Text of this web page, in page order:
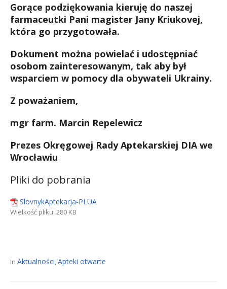
Gorące podziękowania kieruję do naszej
farmaceutki Pani magister Jany Kriukovej,
która go przygotowała.
Dokument można powielać i udostępniać
osobom zainteresowanym, tak aby był
wsparciem w pomocy dla obywateli Ukrainy.
Z poważaniem,
mgr farm. Marcin Repelewicz
Prezes Okręgowej Rady Aptekarskiej DIA we
Wrocławiu
Pliki do pobrania
SlovnykAptekarja-PLUA
Wielkość pliku: 280 KB
In Aktualności Apteki otwarte